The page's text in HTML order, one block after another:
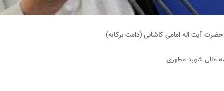
آیت اله امامی کاشانی (دامت برکاته)
عالی شهید مطهری